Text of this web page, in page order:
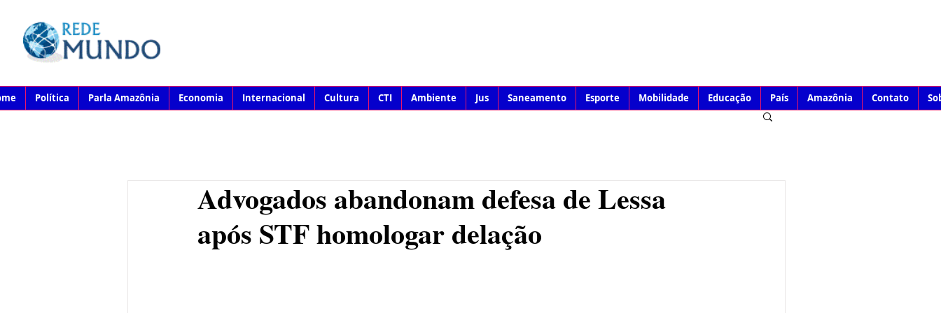
Política Parla Amazônia Economia Internacional Cultura CTI Ambiente Jus Saneamento Esporte Mobilidade Educação País Amazônia Contato
Advogados abandonam defesa de Lessa
após STF homologar delação